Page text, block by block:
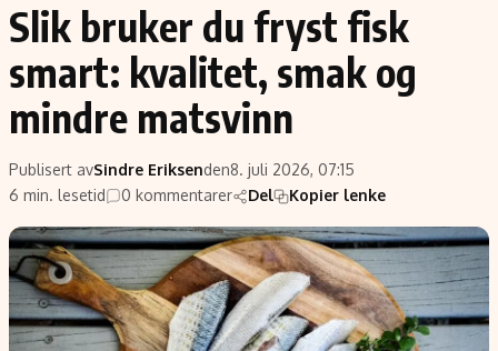
Eiendom
Energi og klima
Finans
Fritid
Verden
Økonomi
Politikk
Selskaper
Teknologi
Aksjer
Populær
Forskning
Google
Retningslinjer
Personvernerklæring
Annonsepolicy
Slik bruker du fryst fisk
smart: kvalitet, smak og
mindre matsvinn
Publisert avSindre Eriksenden8. juli 2026, 07:15
6 min. lesetid
0 kommentarer Del Kopier lenke